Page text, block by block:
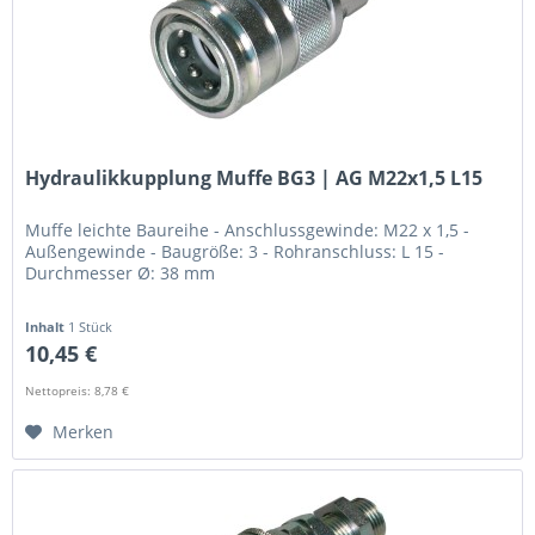
Hydraulikkupplung Muffe BG3 | AG M22x1,5 L15
Muffe leichte Baureihe - Anschlussgewinde: M22 x 1,5 -
Außengewinde - Baugröße: 3 - Rohranschluss: L 15 -
Durchmesser Ø: 38 mm
Inhalt 1 Stück
10,45 €
Nettopreis: 8,78 €
Merken